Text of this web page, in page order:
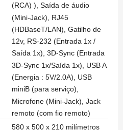
(RCA) ), Saída de áudio
(Mini-Jack), RJ45
(HDBaseT/LAN), Gatilho de
12v, RS-232 (Entrada 1x /
Saída 1x), 3D-Sync (Entrada
3D-Sync 1x/Saída 1x), USB A
(Energia : 5V/2.0A), USB
miniB (para serviço),
Microfone (Mini-Jack), Jack
remoto (com fio remoto)
580 x 500 x 210 milímetros